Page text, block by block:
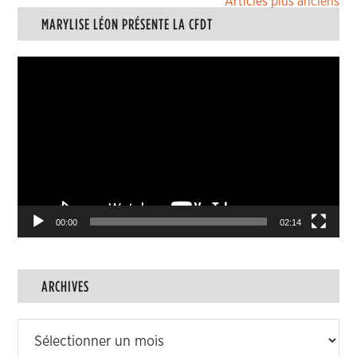
Navigation
des
articles
MARYLISE LÉON PRÉSENTE LA CFDT
00:00 02:14
ARCHIVES